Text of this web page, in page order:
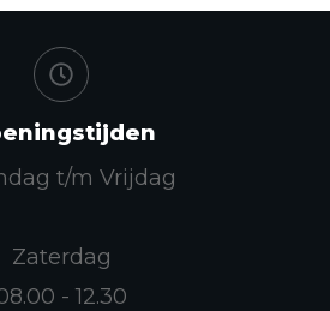
t/m Vrijdag
Zaterdag
- 12.30